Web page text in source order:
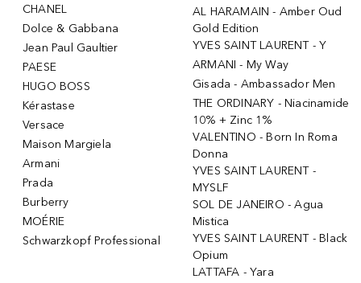
CHANEL
Dolce & Gabbana
Jean Paul Gaultier
PAESE
HUGO BOSS
Kérastase
Versace
Maison Margiela
Armani
Prada
Burberry
MOÉRIE
Schwarzkopf Professional
AL HARAMAIN - Amber Oud
Gold Edition
YVES SAINT LAURENT - Y
ARMANI - My Way
Gisada - Ambassador Men
THE ORDINARY - Niacinamide
10% + Zinc 1%
VALENTINO - Born In Roma
Donna
YVES SAINT LAURENT -
MYSLF
SOL DE JANEIRO - Agua
Mistica
YVES SAINT LAURENT - Black
Opium
LATTAFA - Yara